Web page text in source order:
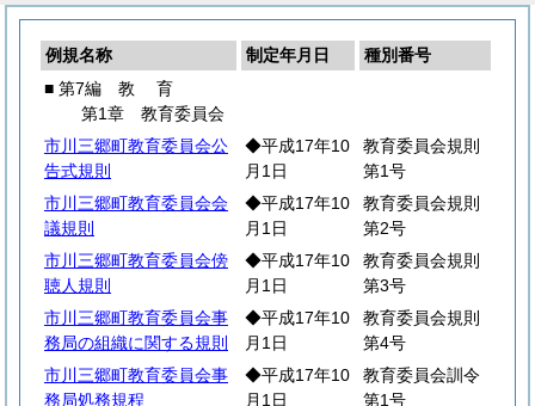
例規名称 制定年月日
種別番号
■ 第7編 教 育
第1章 教育委員会
市川三郷町教育委員会公
告式規則
◆平成17年10
月1日
教育委員会規則
第1号
市川三郷町教育委員会会
議規則
◆平成17年10
月1日
教育委員会規則
第2号
市川三郷町教育委員会傍
聴人規則
◆平成17年10
月1日
教育委員会規則
第3号
市川三郷町教育委員会事
務局の組織に関する規則
◆平成17年10
月1日
教育委員会規則
第4号
市川三郷町教育委員会事
務局処務規程
◆平成17年10
月1日
教育委員会訓令
第1号